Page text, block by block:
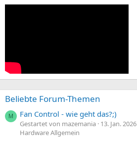
Beliebte Forum-Themen
M Fan Control - wie geht das?;)
Gestartet von mazemania 13. Jan. 2026
Hardware Allgemein